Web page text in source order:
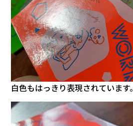
白色もはっきり表現されています。